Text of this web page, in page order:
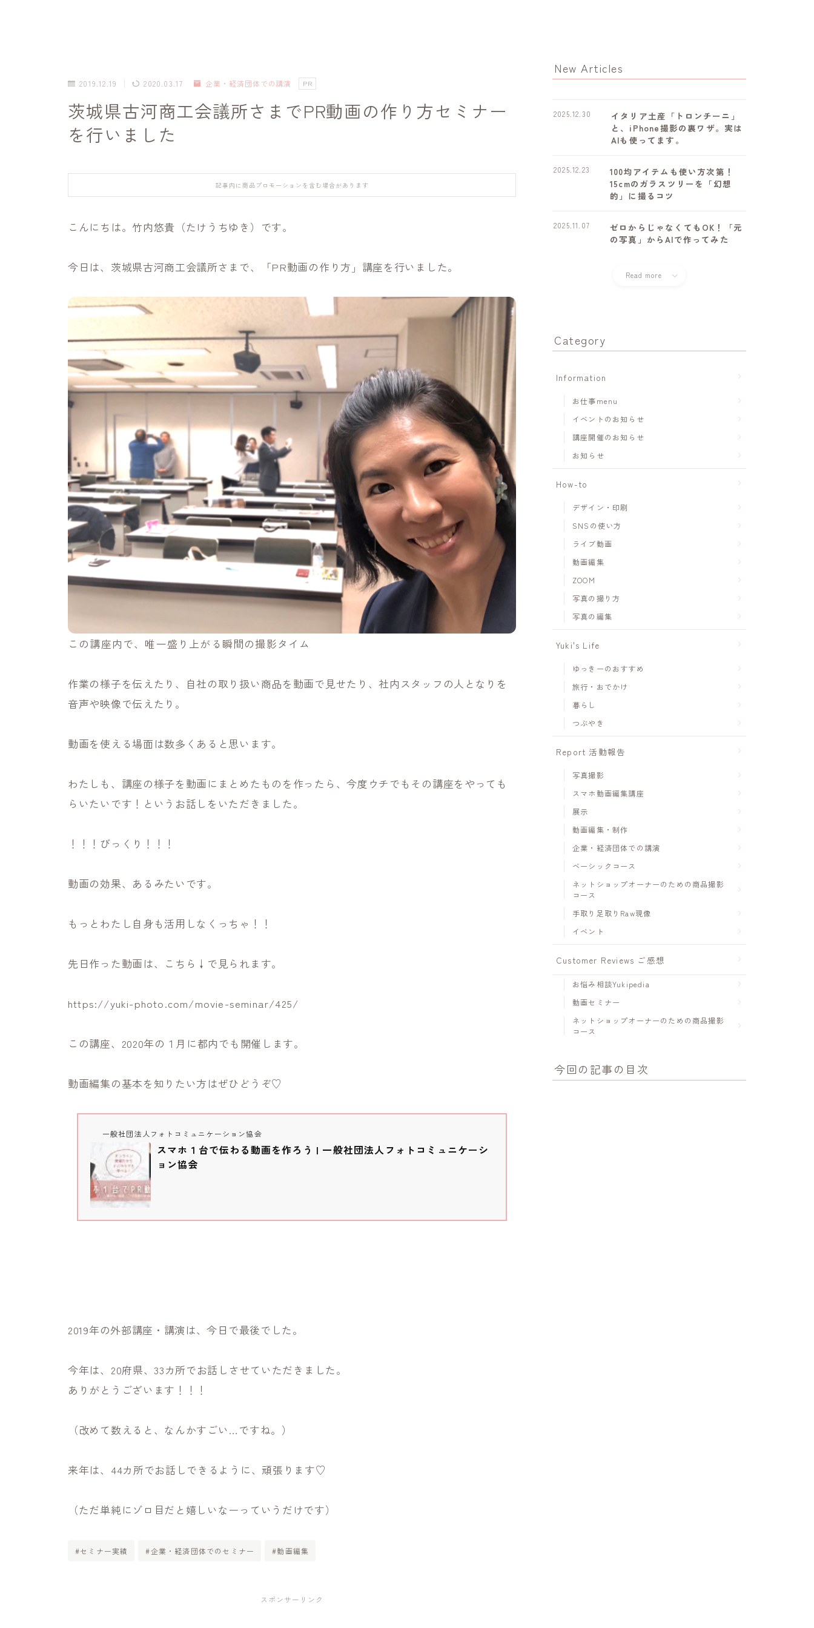
2019.12.19 2020.03.17 企業・経済団体での講演 PR
茨城県古河商工会議所さまでPR動画の作り方セミナー
を行いました
記事内に商品プロモーションを含む場合があります
こんにちは。竹内悠貴（たけうちゆき）です。
今日は、茨城県古河商工会議所さまで、「PR動画の作り方」講座を行いました。
この講座内で、唯一盛り上がる瞬間の撮影タイム
作業の様子を伝えたり、自社の取り扱い商品を動画で見せたり、社内スタッフの人となりを
音声や映像で伝えたり。
動画を使える場面は数多くあると思います。
わたしも、講座の様子を動画にまとめたものを作ったら、今度ウチでもその講座をやっても
らいたいです！というお話しをいただきました。
！！！びっくり！！！
動画の効果、あるみたいです。
もっとわたし自身も活用しなくっちゃ！！
先日作った動画は、こちら↓で見られます。
https://yuki-photo.com/movie-seminar/425/
この講座、2020年の１月に都内でも開催します。
動画編集の基本を知りたい方はぜひどうぞ♡
一般社団法人フォトコミュニケーション協会
スマホ１台で伝わる動画を作ろう | 一般社団法人フォトコミュニケーシ
ョン協会
2019年の外部講座・講演は、今日で最後でした。
今年は、20府県、33カ所でお話しさせていただきました。
ありがとうございます！！！
（改めて数えると、なんかすごい…ですね。）
来年は、44カ所でお話しできるように、頑張ります♡
（ただ単純にゾロ目だと嬉しいなーっていうだけです）
#セミナー実績 #企業・経済団体でのセミナー #動画編集
スポンサーリンク
New Articles
イタリア土産「トロンチーニ」
と、iPhone撮影の裏ワザ。実は
AIも使ってます。
2025.12.30
100均アイテムも使い方次第！
15cmのガラスツリーを「幻想
的」に撮るコツ
2025.12.23
ゼロからじゃなくてもOK！「元
の写真」からAIで作ってみた
2025.11.07
Read more
Category
Information
お仕事menu
イベントのお知らせ
講座開催のお知らせ
お知らせ
How-to
デザイン・印刷
SNSの使い方
ライブ動画
動画編集
ZOOM
写真の撮り方
写真の編集
Yuki's Life
ゆっきーのおすすめ
旅行・おでかけ
暮らし
つぶやき
Report 活動報告
写真撮影
スマホ動画編集講座
展示
動画編集・制作
企業・経済団体での講演
ベーシックコース
ネットショップオーナーのための商品撮影
コース
手取り足取りRaw現像
イベント
Customer Reviews ご感想
お悩み相談Yukipedia
動画セミナー
ネットショップオーナーのための商品撮影
コース
今回の記事の目次